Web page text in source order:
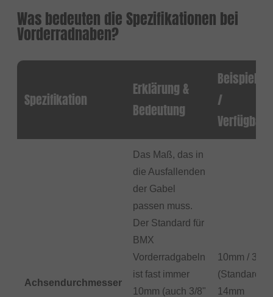
Was bedeuten die Spezifikationen bei
Vorderradnaben?
Spezifikation
Erklärung &
Bedeutung
Beispiele
/
Verfügbar
Achsendurchmesser
Das Maß, das in
die Ausfallenden
der Gabel
passen muss.
Der Standard für
BMX
Vorderradgabeln
ist fast immer
10mm (auch 3/8"
10mm / 3/8"
(Standard),
14mm